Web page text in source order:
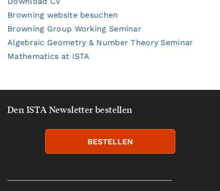
Browning website besuchen
Browning Group Working Seminar
Algebraic Geometry & Number Theory Seminar
Mathematics at ISTA
Den ISTA Newsletter bestellen
BESTELLEN